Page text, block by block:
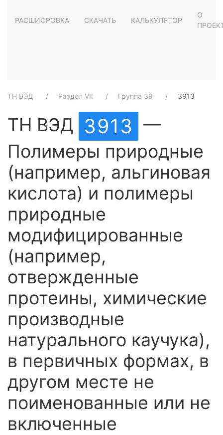
РАСШИФРОВКА СКАЧАТЬ КАЛЬКУЛЯТОР
О
ТН ВЭД Раздел VII Группа 39 3913
ТН ВЭД 3913 —
Полимеры природные
(например, альгиновая
кислота) и полимеры
природные
модифицированные
(например,
отвержденные
протеины, химические
производные
натурального каучука),
в первичных формах, в
другом месте не
поименованные или не
включенные